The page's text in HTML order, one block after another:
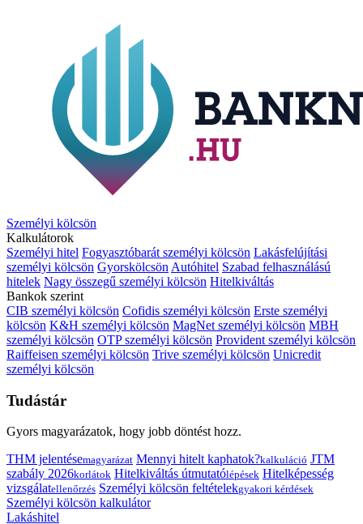
Személyi kölcsön
Kalkulátorok
Személyi hitel Fogyasztóbarát személyi kölcsön Lakásfelújítási
személyi kölcsön Gyorskölcsön Autóhitel Szabad felhasználású
hitelek Nagy összegű személyi kölcsön Hitelkiváltás
Bankok szerint
CIB személyi kölcsön Cofidis személyi kölcsön Erste személyi
kölcsön K&H személyi kölcsön MagNet személyi kölcsön MBH
személyi kölcsön OTP személyi kölcsön Provident személyi kölcsön
Raiffeisen személyi kölcsön Trive személyi kölcsön Unicredit
személyi kölcsön
Tudástár
Gyors magyarázatok, hogy jobb döntést hozz.
THM jelentésemagyarázat Mennyi hitelt kaphatok?kalkuláció JTM
szabály 2026korlátok Hitelkiváltás útmutatólépések Hitelképesség
vizsgálatellenőrzés Személyi kölcsön feltételekgyakori kérdések
Személyi kölcsön kalkulátor
Lakáshitel